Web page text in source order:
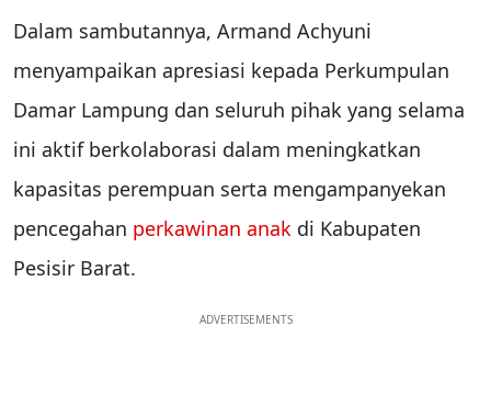
Dalam sambutannya, Armand Achyuni
menyampaikan apresiasi kepada Perkumpulan
Damar Lampung dan seluruh pihak yang selama
ini aktif berkolaborasi dalam meningkatkan
kapasitas perempuan serta mengampanyekan
pencegahan perkawinan anak di Kabupaten
Pesisir Barat.
ADVERTISEMENTS